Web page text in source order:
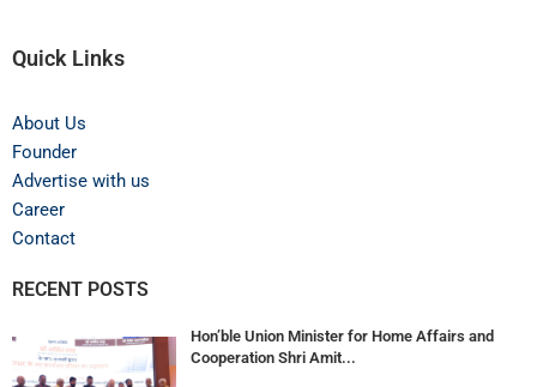
Quick Links
About Us
Founder
Advertise with us
Career
Contact
RECENT POSTS
Hon’ble Union Minister for Home Affairs and
Cooperation Shri Amit...